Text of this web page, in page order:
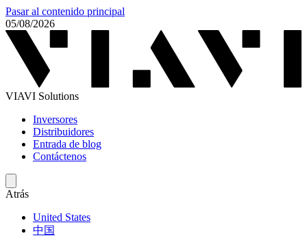
Pasar al contenido principal
05/08/2026
VIAVI Solutions
Inversores
Distribuidores
Entrada de blog
Contáctenos
Atrás
United States
中国